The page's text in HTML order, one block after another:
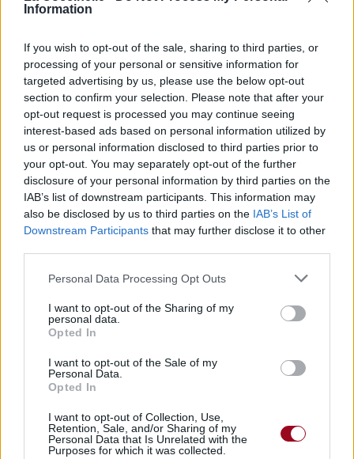
Information
If you wish to opt-out of the sale, sharing to third parties, or
processing of your personal or sensitive information for
targeted advertising by us, please use the below opt-out
section to confirm your selection. Please note that after your
opt-out request is processed you may continue seeing
interest-based ads based on personal information utilized by
us or personal information disclosed to third parties prior to
your opt-out. You may separately opt-out of the further
disclosure of your personal information by third parties on the
IAB’s list of downstream participants. This information may
also be disclosed by us to third parties on the IAB’s List of
Downstream Participants that may further disclose it to other
Personal Data Processing Opt Outs
I want to opt-out of the Sharing of my
personal data.
Opted In
I want to opt-out of the Sale of my
Personal Data.
Opted In
I want to opt-out of Collection, Use,
Retention, Sale, and/or Sharing of my
Personal Data that Is Unrelated with the
Purposes for which it was collected.
Vous aimez chanter, apprenez la guitare chez
Télécharger légalement les MP3 sur
Télécharger légalement les MP3 ou trouver le CD sur
Trouver des vinyles et des CD sur
Trouver un instrument de musique ou une partition au
meilleur prix sur
Paroles + Traduction Téléchargement
Vidéos
Commentaires
Voir la vidéo de «Argent»
Paroles + Traduction
Commentaires